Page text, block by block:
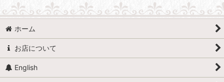
ホーム
お店について
English